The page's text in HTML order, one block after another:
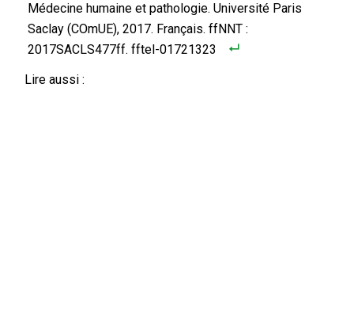
Médecine humaine et pathologie. Université Paris
Saclay (COmUE), 2017. Français. ffNNT :
2017SACLS477ff. fftel-01721323
Lire aussi :